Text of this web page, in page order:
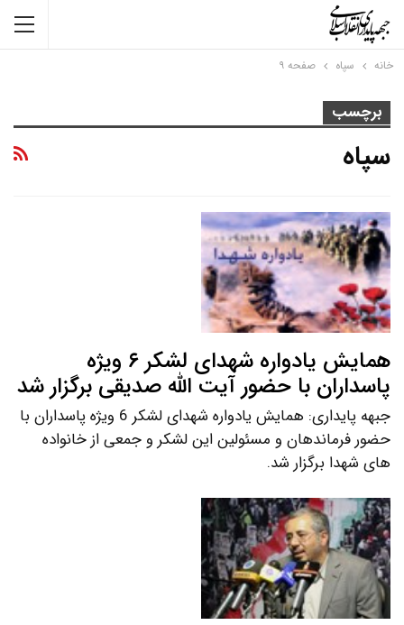
خانه سپاه صفحه ۹
برچسب
سپاه
همایش یادواره شهدای لشکر ۶ ویژه
پاسداران با حضور آیت الله صدیقی برگزار شد
جبهه پایداری: همایش یادواره شهدای لشکر 6 ویژه پاسداران با
حضور فرماندهان و مسئولین این لشکر و جمعی از خانواده
های شهدا برگزار شد.